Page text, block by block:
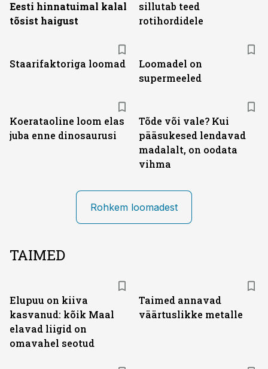
Eesti hinnatuimal kalal
tõsist haigust
sillutab teed
rotihordidele
Staarifaktoriga loomad
Loomadel on
supermeeled
Koerataoline loom elas
juba enne dinosaurusi
Tõde või vale? Kui
pääsukesed lendavad
madalalt, on oodata
vihma
Rohkem loomadest
TAIMED
Elupuu on kiiva
kasvanud: kõik Maal
elavad liigid on
omavahel seotud
Taimed annavad
väärtuslikke metalle